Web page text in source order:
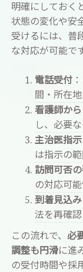
明確にしておく
状態の変化や安
受けるには、普
な対応が可能で
電話受付
間・所在地
看護師か
し、必要
主治医指
は指示の範
訪問可否
の対応可能
到着見込
法を再確認
この流れで、 必
調整も円滑に進
の受付時間や採